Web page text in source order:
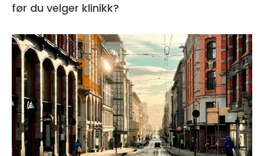
før du velger klinikk?